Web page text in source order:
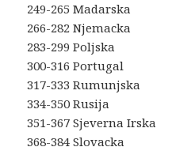
249-265 Madarska
266-282 Njemacka
283-299 Poljska
300-316 Portugal
317-333 Rumunjska
334-350 Rusija
351-367 Sjeverna Irska
368-384 Slovacka